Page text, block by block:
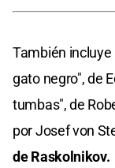
También incluye
gato negro", de
tumbas", de
por Josef von
de Raskolnikov.